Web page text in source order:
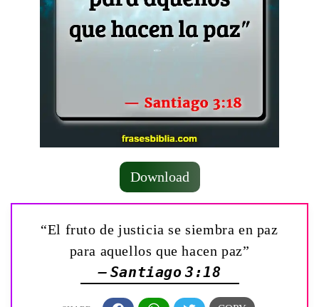
Download
“El fruto de justicia se siembra en paz
para aquellos que hacen paz”
— Santiago 3:18